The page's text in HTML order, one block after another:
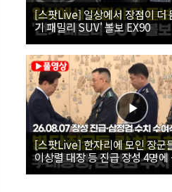
[스팟Live] 일상에서 장점이 더
기 패밀리 SUV' 볼보 EX90
[스팟Live] 한자리에 모인 장군
이상렬 대장 등 진급 장성 4명
직접 수여｜26.08.07 장성 진급